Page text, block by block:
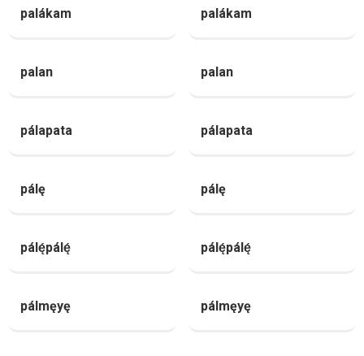
palákam palákam
palan palan
pálapata pálapata
pálę pálę
pálę́pálę́ pálę́pálę́
pálmęyę pálmęyę